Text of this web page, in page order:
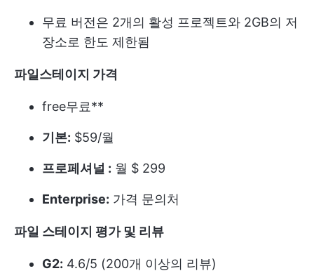
무료 버전은 2개의 활성 프로젝트와 2GB의 저
장소로 한도 제한됨
파일스테이지 가격
free무료**
기본: $59/월
프로페셔널 : 월 $ 299
Enterprise: 가격 문의처
파일 스테이지 평가 및 리뷰
G2: 4.6/5 (200개 이상의 리뷰)